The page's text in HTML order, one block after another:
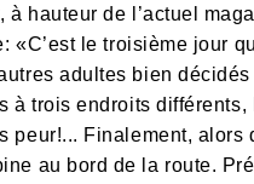
à hauteur de l’actuel
«C’est le troisième jour
adultes bien
à trois endroits
peur!... Finalement,
au bord de la route.